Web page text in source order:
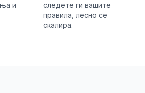
и
следете ги вашите
правила, лесно се
скалира.